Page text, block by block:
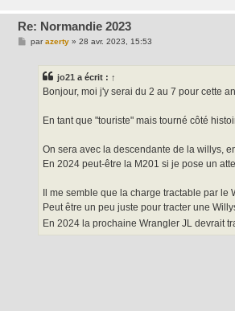
Re: Normandie 2023
Mparazerty» 28 avr. 2023, 15:53
jo21 a écrit : ↑
Bonjour, moi j'y serai du 2 au 7 pour cette
En tant que "touriste" mais tourné côté
On sera avec la descendante de la willys,
En 2024 peut-être la M201 si je pose un
Il me semble que la charge tractable par
Peut être un peu juste pour tracter une
En 2024 la prochaine Wrangler JL devrait